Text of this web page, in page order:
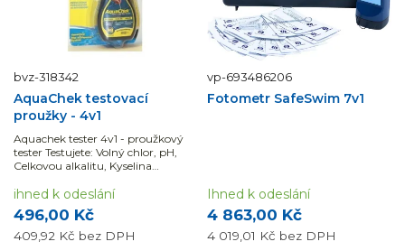
bvz-318342
AquaChek testovací
proužky - 4v1
Aquachek tester 4v1 - proužkový
tester Testujete: Volný chlor, pH,
Celkovou alkalitu, Kyselina
pro ty, kteří dávají přednost Chloru
jako hlavnímu desinfakčnímu...
496,00 Kč
409,92 Kč bez DPH
ihned k odeslání
vp-693486206
Fotometr SafeSwim 7v1
4 863,00 Kč
4 019,01 Kč bez DPH
Ihned k odeslání